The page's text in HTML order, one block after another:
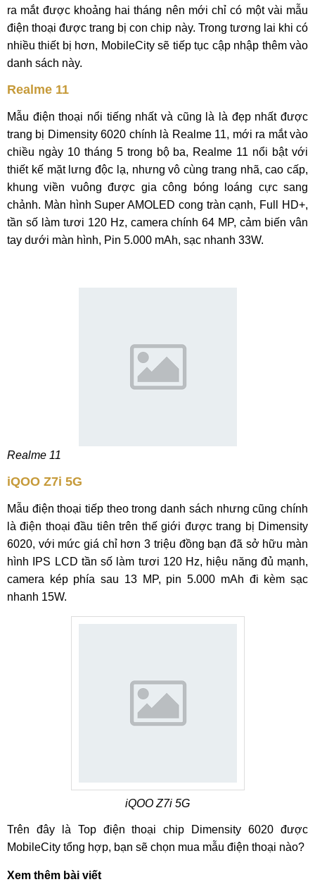
ra mắt được khoảng hai tháng nên mới chỉ có một vài mẫu
điện thoại được trang bị con chip này. Trong tương lai khi có
nhiều thiết bị hơn, MobileCity sẽ tiếp tục cập nhập thêm vào
danh sách này.
Realme 11
Mẫu điện thoại nổi tiếng nhất và cũng là là đẹp nhất được
trang bị Dimensity 6020 chính là Realme 11, mới ra mắt vào
chiều ngày 10 tháng 5 trong bộ ba, Realme 11 nổi bật với
thiết kế mặt lưng độc lạ, nhưng vô cùng trang nhã, cao cấp,
khung viền vuông được gia công bóng loáng cực sang
chảnh. Màn hình Super AMOLED cong tràn cạnh, Full HD+,
tần số làm tươi 120 Hz, camera chính 64 MP, cảm biến vân
tay dưới màn hình, Pin 5.000 mAh, sạc nhanh 33W.
Realme 11
iQOO Z7i 5G
Mẫu điện thoại tiếp theo trong danh sách nhưng cũng chính
là điện thoại đầu tiên trên thế giới được trang bị Dimensity
6020, với mức giá chỉ hơn 3 triệu đồng bạn đã sở hữu màn
hình IPS LCD tần số làm tươi 120 Hz, hiệu năng đủ mạnh,
camera kép phía sau 13 MP, pin 5.000 mAh đi kèm sạc
nhanh 15W.
iQOO Z7i 5G
Trên đây là Top điện thoại chip Dimensity 6020 được
MobileCity tổng hợp, bạn sẽ chọn mua mẫu điện thoại nào?
Xem thêm bài viết